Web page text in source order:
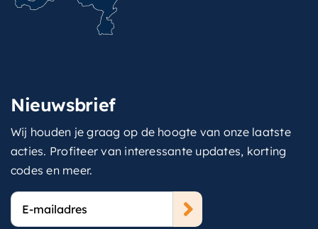
Nieuwsbrief
Wij houden je graag op de hoogte van onze laatste
acties. Profiteer van interessante updates, korting
codes en meer.
E-
mailadres